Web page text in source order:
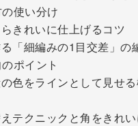
使い分け
きれいに仕上げるコツ
「細編みの1目交差」の
ポイント
色をラインとして見せ
テクニックと角をきれ